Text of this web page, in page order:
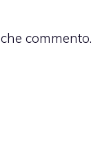
commento.